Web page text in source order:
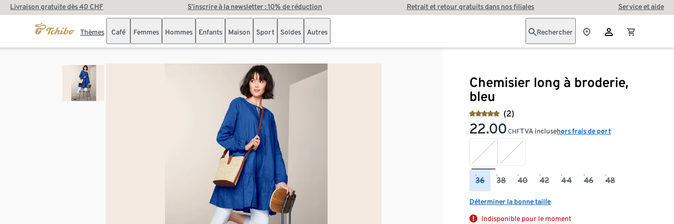
Livraison gratuite dès 40 CHF S’inscrire à la newsletter : 10% de réduction Retrait et retour gratuits dans nos filiales Service et aide
Thèmes Café Femmes Hommes Enfants Maison Sport Soldes Autres Rechercher
Chemisier long à broderie,
bleu
(2)
22.00 CHFTVA inclusehors frais de port
36 38 40 42 44 46 48
Déterminer la bonne taille
Indisponible pour le moment